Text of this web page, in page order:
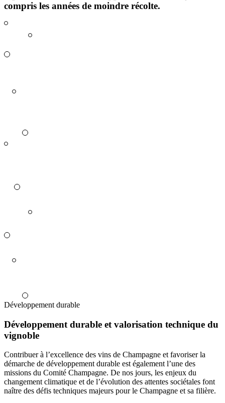
compris les années de moindre récolte.
Développement durable
Développement durable et valorisation technique du
vignoble
Contribuer à l’excellence des vins de Champagne et favoriser la
démarche de développement durable est également l’une des
missions du Comité Champagne. De nos jours, les enjeux du
changement climatique et de l’évolution des attentes sociétales font
naître des défis techniques majeurs pour le Champagne et sa filière.